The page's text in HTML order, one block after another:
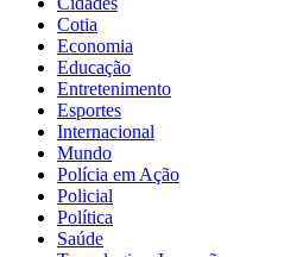
Cotia
Economia
Educação
Entretenimento
Esportes
Internacional
Mundo
Polícia em Ação
Policial
Política
Saúde